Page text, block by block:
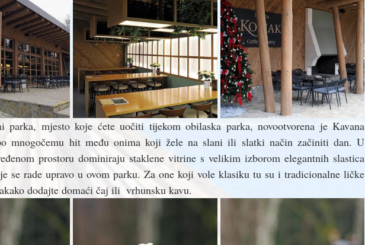
parka, mjesto koje ćete uočiti tijekom obilaska parka, novootvorena je Kavana
mnogočemu hit među onima koji žele na slani ili slatki način začiniti dan. U
prostoru dominiraju staklene vitrine s velikim izborom elegantnih slastica
se rade upravo u ovom parku. Za one koji vole klasiku tu su i tradicionalne ličke
dodajte domaći čaj ili  vrhunsku kavu.